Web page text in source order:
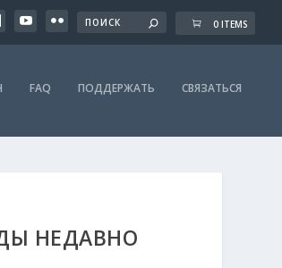
0 ITEMS
FAQ ПОДДЕРЖАТЬ СВЯЗАТЬСЯ
НЕДАВНО